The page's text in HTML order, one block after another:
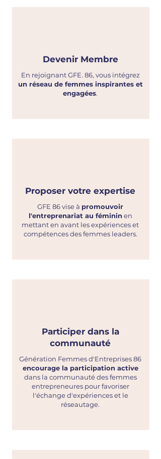
Devenir Membre
En rejoignant GFE. 86, vous intégrez
un réseau de femmes inspirantes et
engagées.
Proposer votre expertise
GFE 86 vise à promouvoir
l'entreprenariat au féminin en
mettant en avant les expériences et
compétences des femmes leaders.
Participer dans la
communauté
Génération Femmes d'Entreprises 86
encourage la participation active
dans la communauté des femmes
entrepreneures pour favoriser
l'échange d'expériences et le
réseautage.